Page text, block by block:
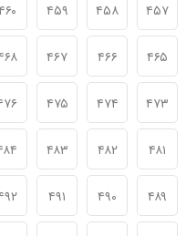
۴۵۷ ۴۵۸ ۴۵۹
۴۶۵ ۴۶۶ ۴۶۷
۴۷۳ ۴۷۴ ۴۷۵
۴۸۱ ۴۸۲ ۴۸۳
۴۸۹ ۴۹۰ ۴۹۱